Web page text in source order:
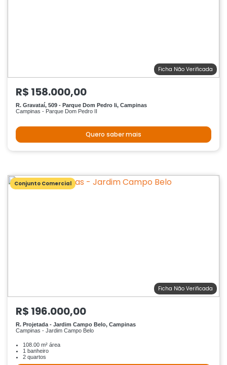
Ficha Não Verificada
R$ 158.000,00
R. Gravataí, 509 - Parque Dom Pedro Ii, Campinas
Campinas - Parque Dom Pedro II
Quero saber mais
Conjunto Comercial
Ficha Não Verificada
R$ 196.000,00
R. Projetada - Jardim Campo Belo, Campinas
Campinas - Jardim Campo Belo
108.00 m² área
1 banheiro
2 quartos